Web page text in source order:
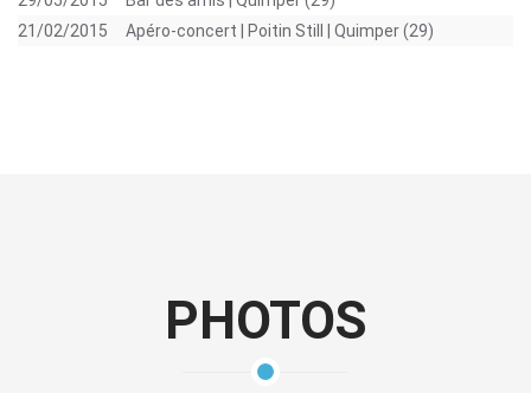
21/02/2015
Apéro-concert | Poitin Still | Quimper (29)
PHOTOS